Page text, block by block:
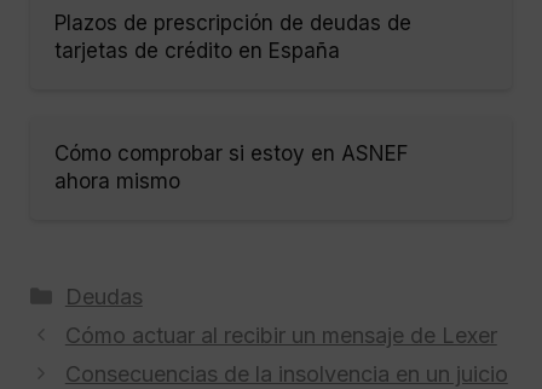
Plazos de prescripción de deudas de
tarjetas de crédito en España
Cómo comprobar si estoy en ASNEF
ahora mismo
Categorías
Deudas
Cómo actuar al recibir un mensaje de Lexer
Consecuencias de la insolvencia en un juicio